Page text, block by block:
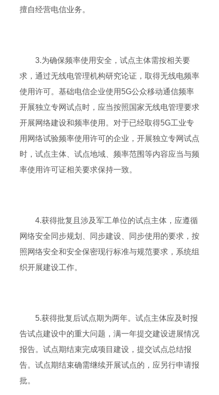
擅自经营电信业务。
3.为确保频率使用安全，试点主体需按相关要
求，通过无线电管理机构研究论证，取得无线电频率
使用许可。基础电信企业使用5G公众移动通信频率
开展独立专网试点时，应当按照国家无线电管理要求
开展网络建设和频率使用。对于已经取得5G工业专
用网络试验频率使用许可的企业，开展独立专网试点
时，试点主体、试点地域、频率范围等内容应当与频
率使用许可证相关要求保持一致。
4.获得批复且涉及军工单位的试点主体，应遵循
网络安全同步规划、同步建设、同步使用的要求，按
照网络安全和安全保密现行标准与规范要求，系统组
织开展建设工作。
5.获得批复后试点期为两年。试点主体应及时报
告试点建设中的重大问题，满一年提交建设进展情况
报告。试点期结束完成项目建设，提交试点总结报
告。试点期结束确需继续开展试点的，应另行申请报
批。